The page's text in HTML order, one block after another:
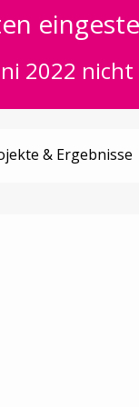
2022
& Ergebnisse